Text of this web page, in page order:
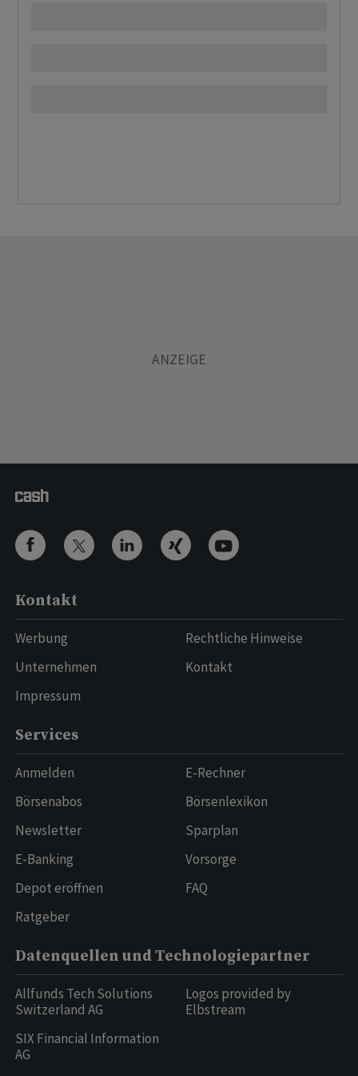
Kontakt
Werbung
Unternehmen
Impressum
Rechtliche Hinweise
Kontakt
Services
Anmelden
Börsenabos
Newsletter
E-Banking
Depot eröffnen
Ratgeber
E-Rechner
Börsenlexikon
Sparplan
Vorsorge
FAQ
Datenquellen und Technologiepartner
Allfunds Tech Solutions
Switzerland AG
SIX Financial Information
AG
Logos provided by
Elbstream